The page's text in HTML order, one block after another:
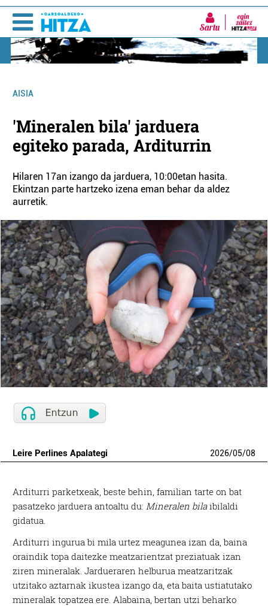
Sartu
AISIA
'Mineralen bila' jarduera
egiteko parada, Arditurrin
Hilaren 17an izango da jarduera, 10:00etan hasita.
Ekintzan parte hartzeko izena eman behar da aldez
aurretik.
Leire Perlines Apalategi 2026/05/08
Arditurri parketxeak, beste behin, familian tarte on bat
pasatzeko jarduera antoaltu du: Mineralen bilaibilaldi
gidatua.
Arditurri ingurua bi mila urtez meagunea izan da, baina
oraindik topa daitezke meatzarientzat preziatuak izan
ziren mineralak. Jardueraren helburua meatzaritzak
utzitako aztarnak ikustea izango da, eta baita ustiatutako
mineralak topatzea ere. Alabaina, bertan utzi beharko